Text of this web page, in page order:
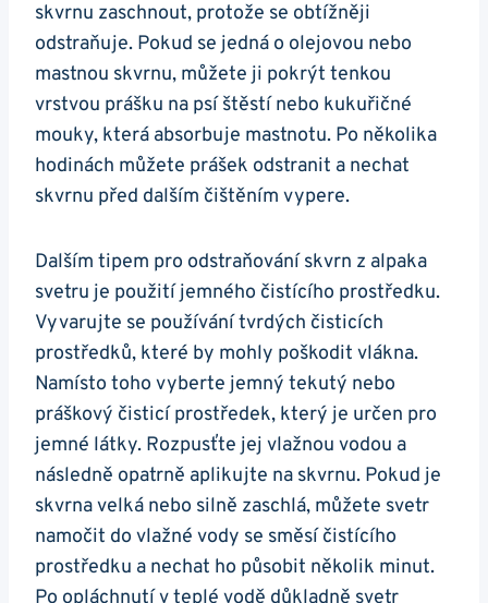
skvrnu zaschnout, protože se obtížněji
odstraňuje. Pokud se jedná o olejovou nebo
mastnou skvrnu, můžete ji pokrýt tenkou
vrstvou prášku na⁣ psí štěstí nebo ⁢kukuřičné
mouky,‍ která absorbuje mastnotu. Po několika‌
hodinách můžete prášek odstranit a nechat
⁣skvrnu před dalším ​čištěním vypere.
Dalším tipem pro⁤ odstraňování skvrn z⁣ alpaka
svetru je⁤ použití jemného čistícího⁣ prostředku.
Vyvarujte se používání tvrdých čisticích
prostředků, které by mohly poškodit vlákna.
Namísto toho vyberte jemný tekutý ⁢nebo
práškový čisticí prostředek, který je určen⁢ pro
jemné látky. Rozpusťte jej vlažnou⁢ vodou a⁣
následně opatrně aplikujte‍ na skvrnu.‌ Pokud je
skvrna velká nebo silně zaschlá, můžete svetr
‍namočit do vlažné vody se směsí čistícího
prostředku a nechat ho působit několik ‍minut.
Po opláchnutí v teplé vodě důkladně svetr